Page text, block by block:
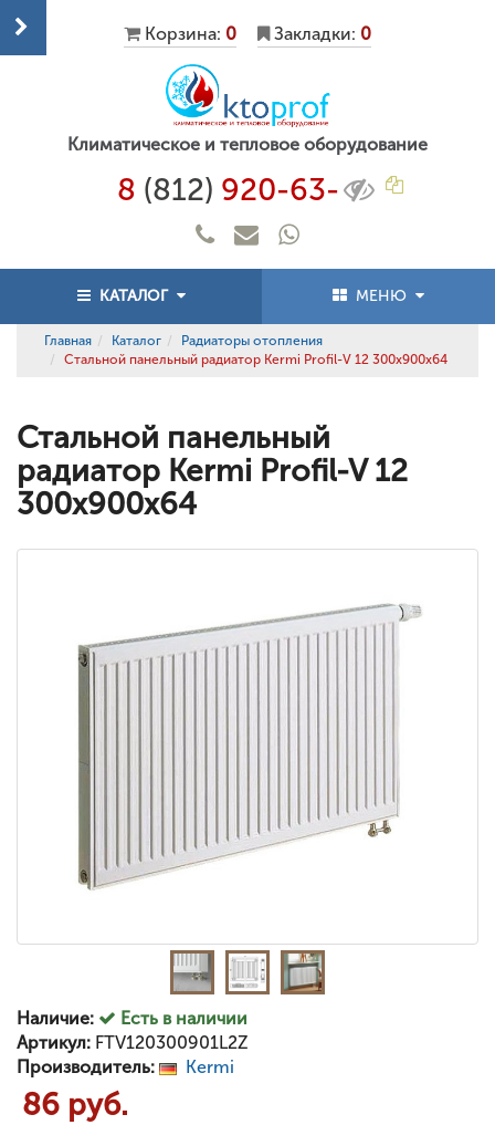
Корзина: 0 Закладки: 0
Климатическое и тепловое оборудование
8 (812) 920-63-
КАТАЛОГ МЕНЮ
Главная Каталог
Радиаторы отопления
Стальной панельный радиатор Kermi Profil-V 12 300x900x64
Стальной панельный
радиатор Kermi Profil-V 12
300x900x64
Наличие:
Есть в наличии
Артикул: FTV120300901L2Z
Производитель:
Kermi
86 руб.